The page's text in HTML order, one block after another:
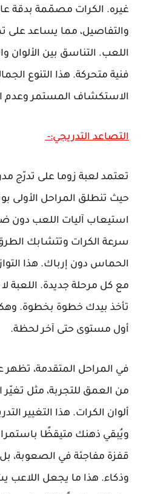
غيره. الكرات مصمّمة بدقة
والتفاصيل، مما يساعد على
اللعب. التناسق بين الألوان
فنية متحركة. هذا التنوع
الاستكشاف المستمر وعدم
التصاعد التدريجي:-
تعتمد لعبة زوما على تدرّج
حيث تنطلق المراحل الأولى
استيعاب آليات اللعب دون
سرعة الكرات وتتشابك الطرق
الحماس دون إرباك. هذا
مع كل مرحلة جديدة. اللعبة
تأخذ بيدك خطوة بخطوة.
أول مستوى حتى آخر لحظة.
في المراحل المتقدمة،
من العمق للتجربة، مثل تغيّر
ألوان الكرات. هذا التغيير
ويُبقي ذهنك متيقظًا
قفزة مفاجئة في الصعوبة،
وذكاء. هذا ما يجعل